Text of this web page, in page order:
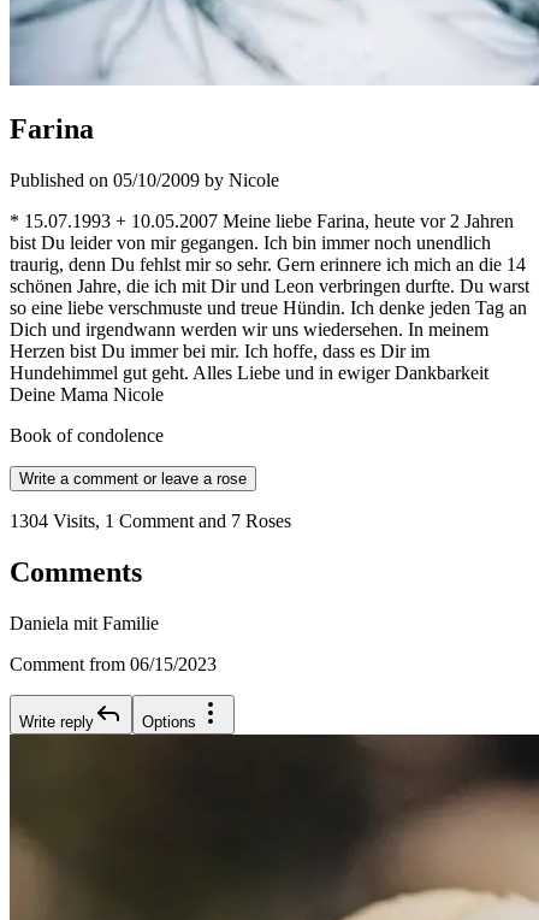
Farina
Published on 05/10/2009 by Nicole
* 15.07.1993 + 10.05.2007 Meine liebe Farina, heute vor 2 Jahren
bist Du leider von mir gegangen. Ich bin immer noch unendlich
traurig, denn Du fehlst mir so sehr. Gern erinnere ich mich an die 14
schönen Jahre, die ich mit Dir und Leon verbringen durfte. Du warst
so eine liebe verschmuste und treue Hündin. Ich denke jeden Tag an
Dich und irgendwann werden wir uns wiedersehen. In meinem
Herzen bist Du immer bei mir. Ich hoffe, dass es Dir im
Hundehimmel gut geht. Alles Liebe und in ewiger Dankbarkeit
Deine Mama Nicole
Book of condolence
Write a comment or leave a rose
1304 Visits, 1 Comment and 7 Roses
Comments
Daniela mit Familie
Comment from 06/15/2023
Write reply Options